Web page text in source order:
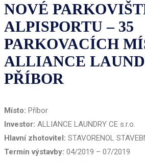
NOVÉ
ALPISPORTU – 35
PARKOVACÍCH
ALLIANCE
PŘÍBOR
Místo: Příbor
Investor: ALLIANCE LAUNDRY CE s.r.o.
Hlavní zhotovitel: STAVORENOL
Termín výstavby: 04/2019 – 07/2019